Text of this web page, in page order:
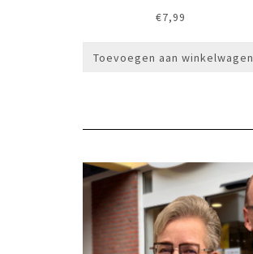
€7,99
Toevoegen aan winkelwagen